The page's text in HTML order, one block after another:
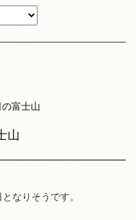
富士山
山
なりそうです。